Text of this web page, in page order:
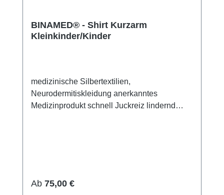
BINAMED® - Shirt Kurzarm
Kleinkinder/Kinder
medizinische Silbertextilien,
Neurodermitiskleidung anerkanntes
Medizinprodukt schnell Juckreiz lindernd
Regulärer Preis:
Ab 75,00 €